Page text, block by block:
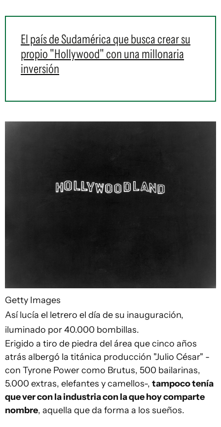
El país de Sudamérica que busca crear su
propio "Hollywood" con una millonaria
inversión
Getty Images
Así lucía el letrero el día de su inauguración,
iluminado por 40.000 bombillas.
Erigido a tiro de piedra del área que cinco años
atrás albergó la titánica producción "Julio César" -
con Tyrone Power como Brutus, 500 bailarinas,
5.000 extras, elefantes y camellos-, tampoco tenía
que ver con la industria con la que hoy comparte
nombre, aquella que da forma a los sueños.